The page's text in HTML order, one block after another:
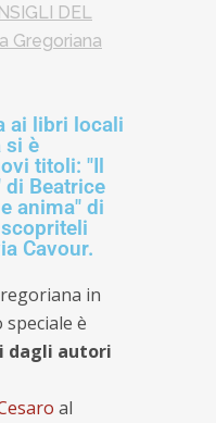
DEL
Gregoriana
ai libri locali
si è
titoli: "Il
di Beatrice
anima" di
Cavour.
in
è
dagli autori
al